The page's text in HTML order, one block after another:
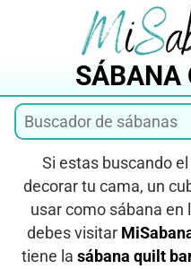
SÁBANA
Si estas buscando
decorar tu cama, un
usar como sábana en
debes visitar
tiene la sábana quilt